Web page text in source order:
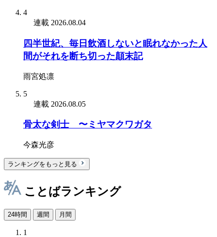
4
連載 2026.08.04
四半世紀、毎日飲酒しないと眠れなかった人
間がそれを断ち切った顛末記
雨宮処凛
5
連載 2026.08.05
骨太な剣士 〜ミヤマクワガタ
今森光彦
ランキングをもっと見る
ことばランキング
24時間 週間 月間
1